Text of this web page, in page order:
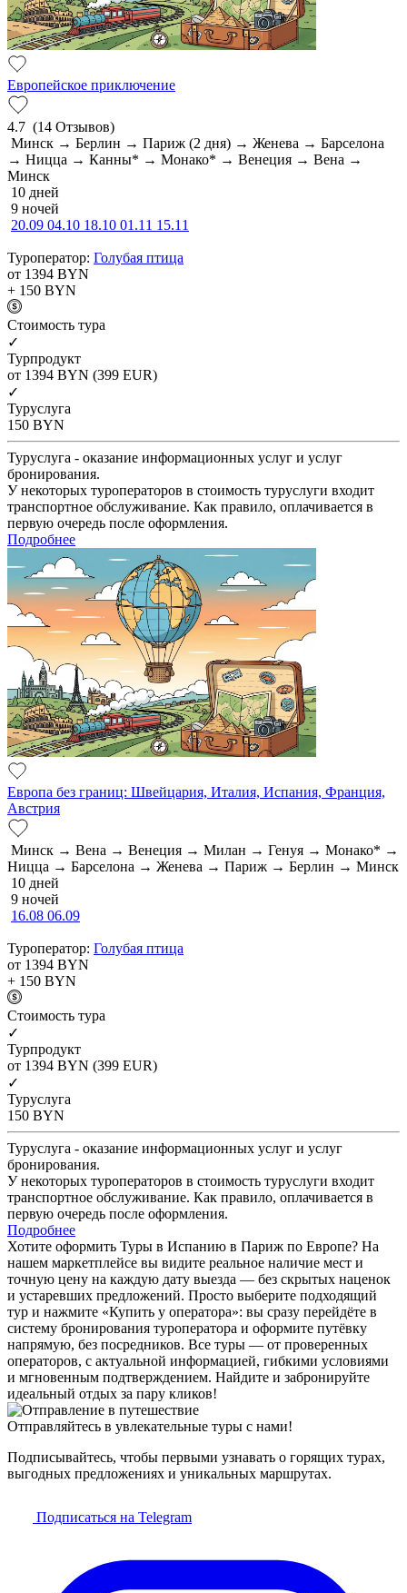
Европейское приключение
4.7 (14 Отзывов)
Минск → Берлин → Париж (2 дня) → Женева → Барселона
→ Ницца → Канны* → Монако* → Венеция → Вена →
Минск
10 дней
9 ночей
20.09 04.10 18.10 01.11 15.11
Туроператор: Голубая птица
от 1394 BYN
+ 150 BYN
Cтоимость тура
✓
Турпродукт
от 1394 BYN (399 EUR)
✓
Туруслуга
150 BYN
Туруслуга - оказание информационных услуг и услуг
бронирования.
У некоторых туроператоров в стоимость туруслуги входит
транспортное обслуживание. Как правило, оплачивается в
первую очередь после оформления.
Подробнее
Европа без границ: Швейцария, Италия, Испания, Франция,
Австрия
Минск → Вена → Венеция → Милан → Генуя → Монако* →
Ницца → Барселона → Женева → Париж → Берлин → Минск
10 дней
9 ночей
16.08 06.09
Туроператор: Голубая птица
от 1394 BYN
+ 150 BYN
Cтоимость тура
✓
Турпродукт
от 1394 BYN (399 EUR)
✓
Туруслуга
150 BYN
Туруслуга - оказание информационных услуг и услуг
бронирования.
У некоторых туроператоров в стоимость туруслуги входит
транспортное обслуживание. Как правило, оплачивается в
первую очередь после оформления.
Подробнее
Хотите оформить Туры в Испанию в Париж по Европе? На
нашем маркетплейсе вы видите реальное наличие мест и
точную цену на каждую дату выезда — без скрытых наценок
и устаревших предложений. Просто выберите подходящий
тур и нажмите «Купить у оператора»: вы сразу перейдёте в
систему бронирования туроператора и оформите путёвку
напрямую, без посредников. Все туры — от проверенных
операторов, с актуальной информацией, гибкими условиями
и мгновенным подтверждением. Найдите и забронируйте
идеальный отдых за пару кликов!
Отправляйтесь в увлекательные туры с нами!
Подписывайтесь, чтобы первыми узнавать о горящих турах,
выгодных предложениях и уникальных маршрутах.
Подписаться на Telegram